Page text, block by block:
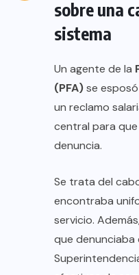
sobre una
sistema
Un agente de la
(PFA)se
un reclamo
central para
denuncia.
Se trata del
encontraba
servicio.
que denunciaba